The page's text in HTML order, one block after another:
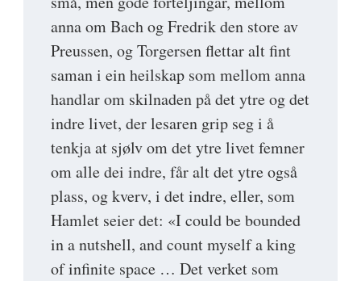
anna om Bach og Fredrik den store av
Preussen, og Torgersen flettar alt fint
saman i ein heilskap som mellom anna
handlar om skilnaden på det ytre og det
indre livet, der lesaren grip seg i å
tenkja at sjølv om det ytre livet femner
om alle dei indre, får alt det ytre også
plass, og kverv, i det indre, eller, som
Hamlet seier det: «I could be bounded
in a nutshell, and count myself a king
of infinite space … Det verket som